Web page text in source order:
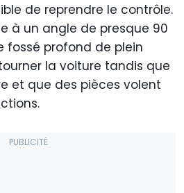
de reprendre le contrôle.
à un angle de presque 90
fossé profond de plein
la voiture tandis que
et que des pièces volent